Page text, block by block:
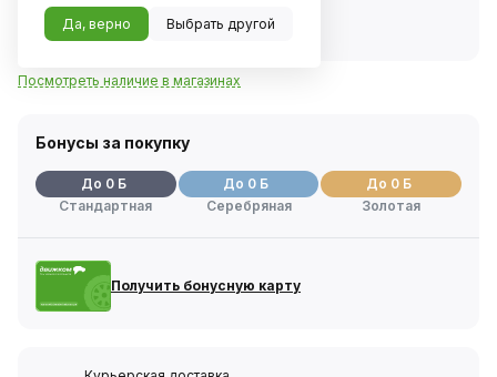
Нет в наличии
Код товара:1113433
Артикул:1020969
Посмотреть наличие в магазинах
Бонусы за покупку
До 0 Б
Стандартная
До 0 Б
Серебряная
До 0 Б
Золотая
Получить бонусную карту
Да, верно Выбрать другой